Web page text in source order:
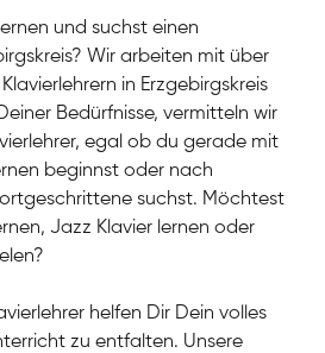
und suchst einen
Wir arbeiten mit über
in Erzgebirgskreis
Bedürfnisse, vermitteln wir
egal ob du gerade mit
beginnst oder nach
suchst. Möchtest
Jazz Klavier lernen oder
helfen Dir Dein volles
zu entfalten. Unsere